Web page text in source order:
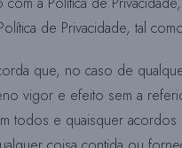
de Privacidade, tal
que, no caso de
vigor e efeito sem a
todos e quaisquer